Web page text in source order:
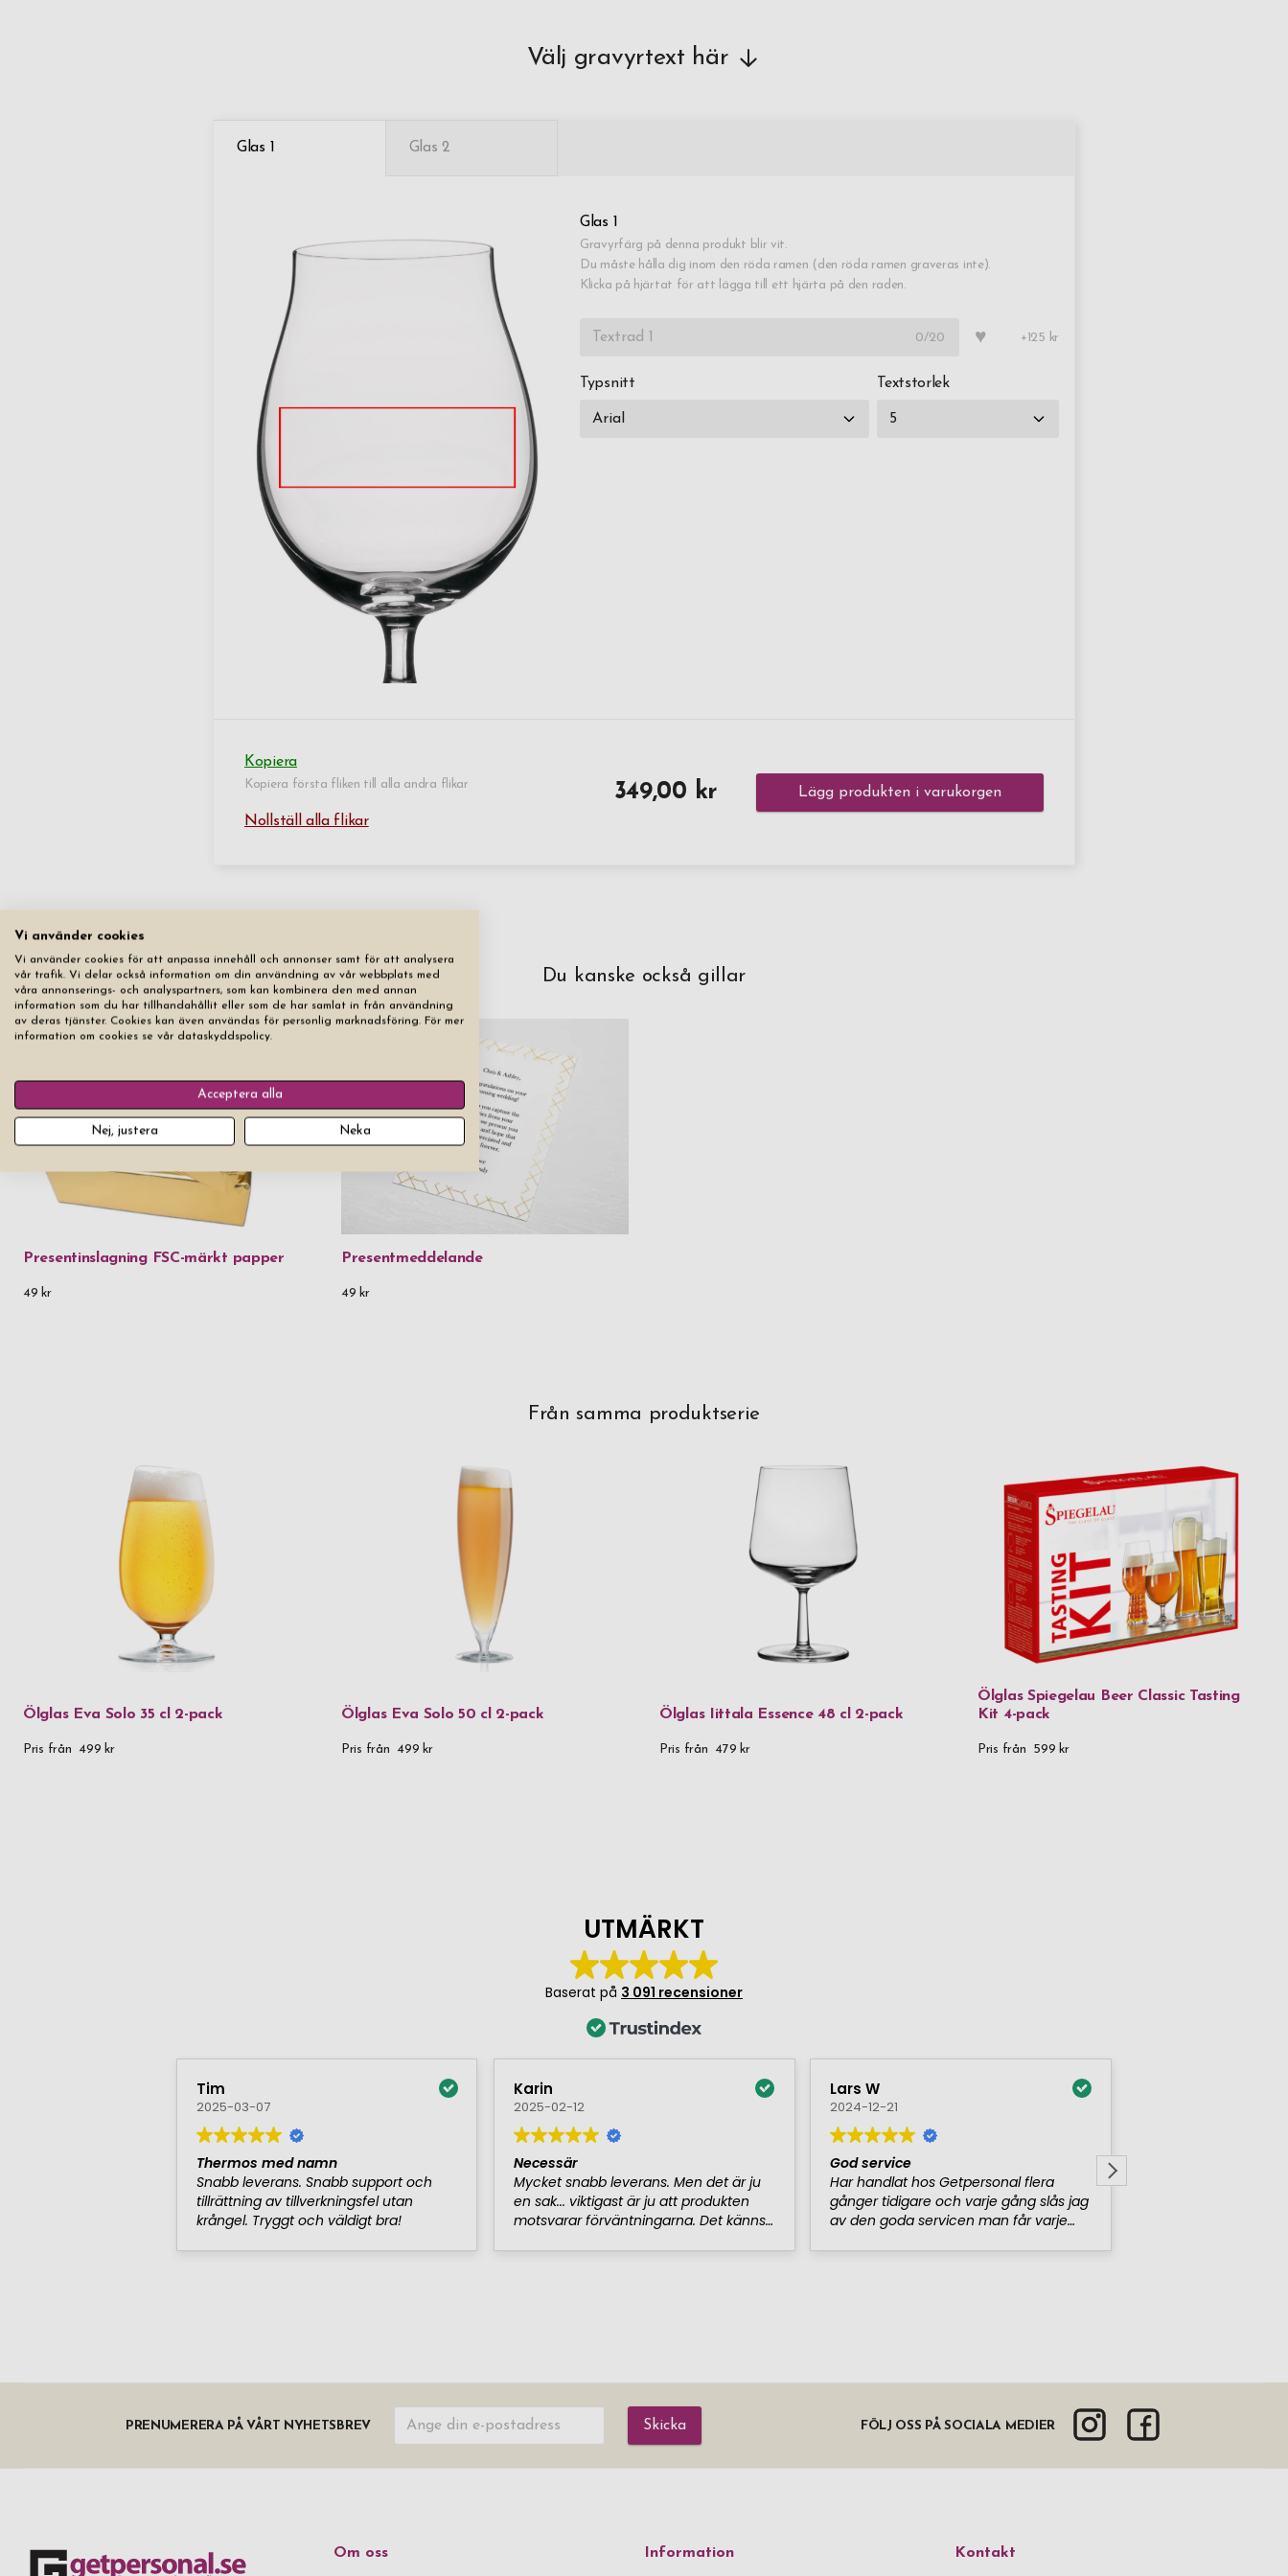
Välj gravyrtext här
Glas 1 Glas 2
Glas 1
Gravyrfärg på denna produkt blir vit.
Du måste hålla dig inom den röda ramen (den röda ramen graveras inte).
Klicka på hjärtat för att lägga till ett hjärta på den raden.
0/20 ♥ +125 kr
Typsnitt Textstorlek
Kopiera
Kopiera första fliken till alla andra flikar
Nollställ alla flikar
349,00 kr Lägg produkten i varukorgen
Du kanske också gillar
Presentinslagning FSC-märkt papper
49 kr
Presentmeddelande
49 kr
Från samma produktserie
Ölglas Eva Solo 35 cl 2-pack
Pris från 499 kr
Ölglas Eva Solo 50 cl 2-pack
Pris från 499 kr
Ölglas Iittala Essence 48 cl 2-pack
Pris från 479 kr
Ölglas Spiegelau Beer Classic Tasting
Kit 4-pack
Pris från 599 kr
PRENUMERERA PÅ VÅRT NYHETSBREV Skicka FÖLJ OSS PÅ SOCIALA MEDIER
Om oss Information Kontakt
Vi använder cookies
Vi använder cookies för att anpassa innehåll och annonser samt för att analysera
vår trafik. Vi delar också information om din användning av vår webbplats med
våra annonserings- och analyspartners, som kan kombinera den med annan
information som du har tillhandahållit eller som de har samlat in från användning
av deras tjänster. Cookies kan även användas för personlig marknadsföring. För mer
information om cookies se vår dataskyddspolicy.
Acceptera alla
Nej, justera Neka